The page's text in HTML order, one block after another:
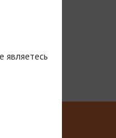
являетесь